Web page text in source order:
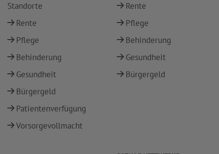
Standorte
Rente
Pflege
Behinderung
Gesundheit
Bürgergeld
Patientenverfügung
Vorsorgevollmacht
Rente
Pflege
Behinderung
Gesundheit
Bürgergeld